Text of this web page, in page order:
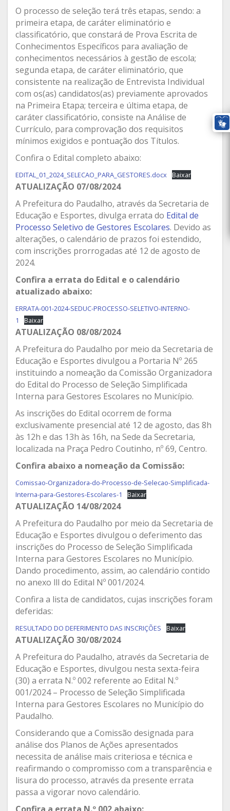
O processo de seleção terá três etapas, sendo: a
primeira etapa, de caráter eliminatório e
classificatório, que constará de Prova Escrita de
Conhecimentos Específicos para avaliação de
conhecimentos necessários à gestão de escola;
segunda etapa, de caráter eliminatório, que
consistente na realização de Entrevista Individual
com os(as) candidatos(as) previamente aprovados
na Primeira Etapa; terceira e última etapa, de
caráter classificatório, consiste na Análise de
Currículo, para comprovação dos requisitos
mínimos exigidos e pontuação dos Títulos.
Confira o Edital completo abaixo:
EDITAL_01_2024_SELECAO_PARA_GESTORES.docx Baixar
ATUALIZAÇÃO 07/08/2024
A Prefeitura do Paudalho, através da Secretaria de
Educação e Esportes, divulga errata do Edital de
Processo Seletivo de Gestores Escolares. Devido as
alterações, o calendário de prazos foi estendido,
com inscrições prorrogadas até 12 de agosto de
2024.
Confira a errata do Edital e o calendário
atualizado abaixo:
ERRATA-001-2024-SEDUC-PROCESSO-SELETIVO-INTERNO-
1
Baixar
ATUALIZAÇÃO 08/08/2024
A Prefeitura do Paudalho por meio da Secretaria de
Educação e Esportes divulgou a Portaria Nº 265
instituindo a nomeação da Comissão Organizadora
do Edital do Processo de Seleção Simplificada
Interna para Gestores Escolares no Município.
As inscrições do Edital ocorrem de forma
exclusivamente presencial até 12 de agosto, das 8h
às 12h e das 13h às 16h, na Sede da Secretaria,
localizada na Praça Pedro Coutinho, nº 69, Centro.
Confira abaixo a nomeação da Comissão:
Comissao-Organizadora-do-Processo-de-Selecao-Simplificada-
Interna-para-Gestores-Escolares-1
Baixar
ATUALIZAÇÃO 14/08/2024
A Prefeitura do Paudalho por meio da Secretaria de
Educação e Esportes divulgou o deferimento das
inscrições do Processo de Seleção Simplificada
Interna para Gestores Escolares no Município.
Dando procedimento, assim, ao calendário contido
no anexo lll do Edital Nº 001/2024.
Confira a lista de candidatos, cujas inscrições foram
deferidas:
RESULTADO DO DEFERIMENTO DAS INSCRIÇÕES Baixar
ATUALIZAÇÃO 30/08/2024
A Prefeitura do Paudalho, através da Secretaria de
Educação e Esportes, divulgou nesta sexta-feira
(30) a errata N.º 002 referente ao Edital N.º
001/2024 – Processo de Seleção Simplificada
Interna para Gestores Escolares no Município do
Paudalho.
Considerando que a Comissão designada para
análise dos Planos de Ações apresentados
necessita de análise mais criteriosa e técnica e
reafirmando o compromisso com a transparência e
lisura do processo, através da presente errata
passa a vigorar novo calendário.
Confira a errata N.º 002 abaixo: